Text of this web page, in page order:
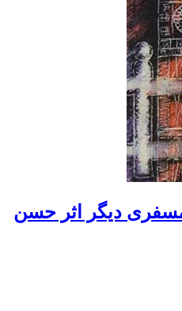
باغ مارشال 4 همسفری دیگر اثر حسن